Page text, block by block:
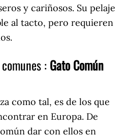
y cariñosos. Su pelaje
al tacto, pero requieren
: Gato Común
como tal, es de los que
en Europa. De
dar con ellos en